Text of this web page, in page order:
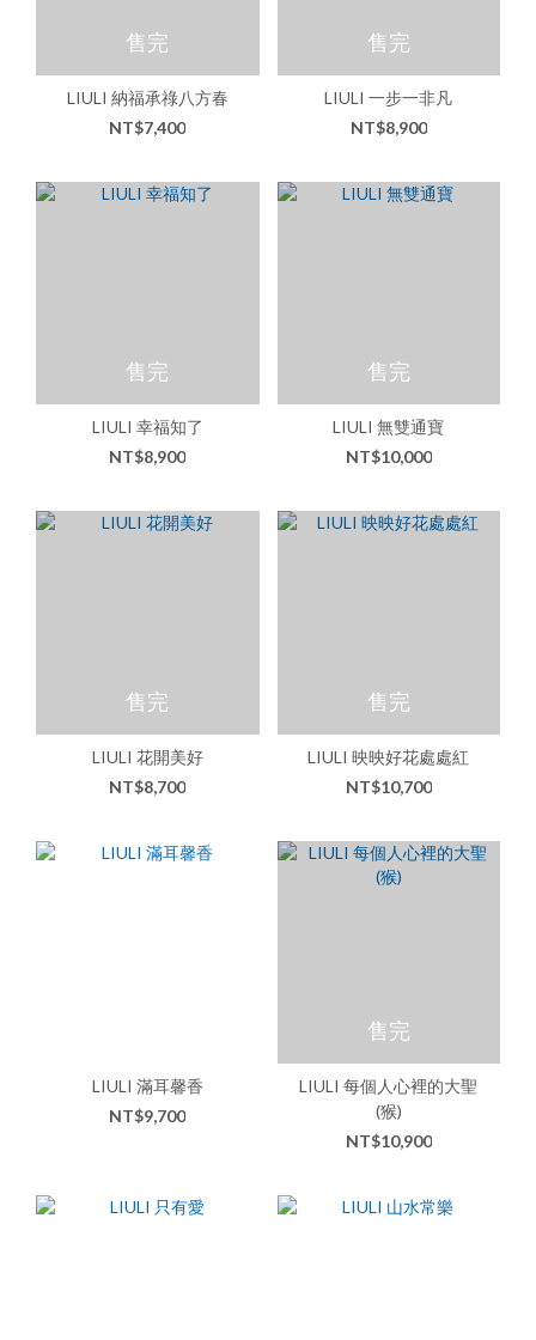
售完
LIULI 納福承祿八方春
NT$7,400
售完
LIULI 一步一非凡
NT$8,900
售完
LIULI 幸福知了
NT$8,900
售完
LIULI 無雙通寶
NT$10,000
售完
LIULI 花開美好
NT$8,700
售完
LIULI 映映好花處處紅
NT$10,700
LIULI 滿耳馨香
NT$9,700
售完
LIULI 每個人心裡的大聖
(猴)
NT$10,900